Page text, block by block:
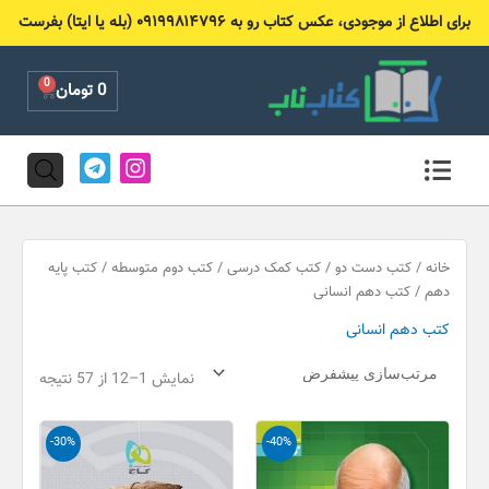
برای اطلاع از موجودی، عکس کتاب رو به ۰۹۱۹۹۸۱۴۷۹۶ (بله یا ایتا) بفرست
0تومان 0
Cart
I
n
s
a
g
T
e
l
g
r خانه / کتب دست دو / کتب کمک درسی / کتب دوم متوسطه / کتب پایه
دهم / کتب دهم انسانی
کتب دهم انسانی
نمایش 1–12 از 57 نتیجه
-40%
قیمت
اصلی
25,000 تومان
بود.
قیمت
فعلی
-30%
قیمت
اصلی
69,000 تومان
بود.
قیمت
فعلی